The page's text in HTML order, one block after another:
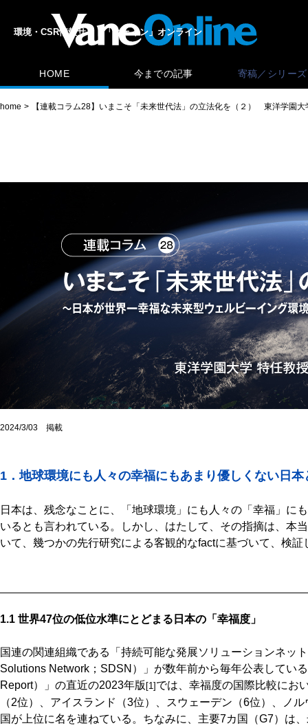
環境・CSR情報サイト「ヴェイン」オンライン
HOME 今までの記事 寄稿／シリーズ
home 【連載コラム28】いまこそ「未来世代法」の立法化を（２） 東洋学園
2024/3/03 掲載
1．地球環境にも人々の幸福にもあまり優しくない日
日本は、残念なことに、「地球環境」にも人々の「幸福」に
いるとも言われている。しかし、はたして、その指摘は、本
いて、幾つかの先行研究による客観的なfactに基づいて、検証
1.1 世界47位の低位水準にとどまる日本の「幸福度」
国連の関連組織である「持続可能な発展ソリューションネッ
Solutions Network；SDSN）」が数年前から毎年公表してい
Report）」の直近の2023年版 [1]では、幸福度の国際比較にお
（2位）、アイスランド（3位）、スウェーデン（6位）、ノ
国が上位に名を連ねている。ちなみに、主要7カ国（G7）は